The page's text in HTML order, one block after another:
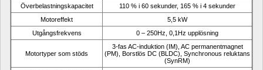
Överbelastningskapacitet
110 % i 60 sekunder, 165 % i 4 sekunder
Motoreffekt
5,5 kW
Utgångsfrekvens
0 – 250Hz, 0,1Hz upplösning
Motortyper som stöds
3-fas AC-induktion (IM), AC permanentmagnet
(PM), Borstlös DC (BLDC), Synchronous reluktans
(SynRM)